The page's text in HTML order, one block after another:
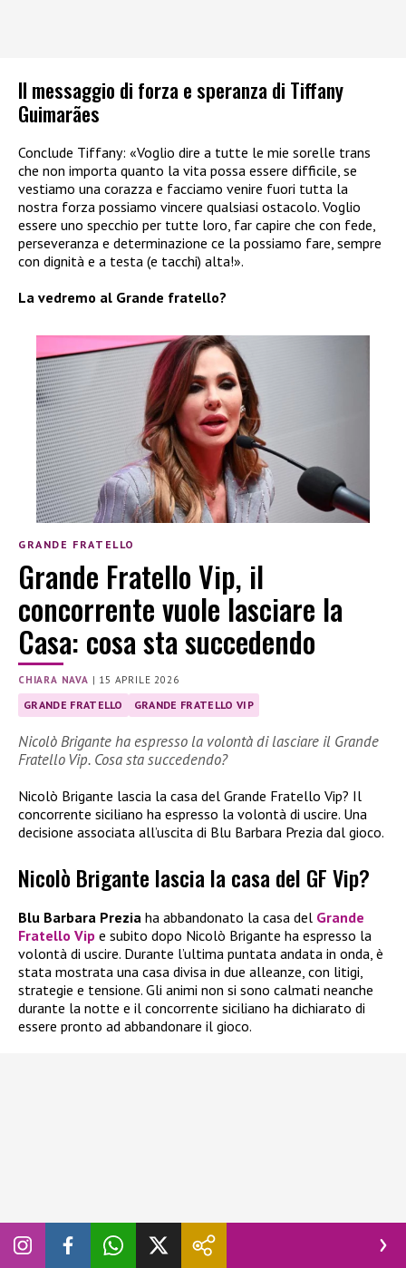
Il messaggio di forza e speranza di Tiffany
Guimarães
Conclude Tiffany: «Voglio dire a tutte le mie sorelle trans
che non importa quanto la vita possa essere difficile, se
vestiamo una corazza e facciamo venire fuori tutta la
nostra forza possiamo vincere qualsiasi ostacolo. Voglio
essere uno specchio per tutte loro, far capire che con fede,
perseveranza e determinazione ce la possiamo fare, sempre
con dignità e a testa (e tacchi) alta!».
La vedremo al Grande fratello?
GRANDE FRATELLO
Grande Fratello Vip, il
concorrente vuole lasciare la
Casa: cosa sta succedendo
CHIARA NAVA | 15 APRILE 2026
GRANDE FRATELLO GRANDE FRATELLO VIP
Nicolò Brigante ha espresso la volontà di lasciare il Grande
Fratello Vip. Cosa sta succedendo?
Nicolò Brigante lascia la casa del Grande Fratello Vip? Il
concorrente siciliano ha espresso la volontà di uscire. Una
decisione associata all’uscita di Blu Barbara Prezia dal gioco.
Nicolò Brigante lascia la casa del GF Vip?
Blu Barbara Prezia ha abbandonato la casa del Grande
Fratello Vip e subito dopo Nicolò Brigante ha espresso la
volontà di uscire. Durante l’ultima puntata andata in onda, è
stata mostrata una casa divisa in due alleanze, con litigi,
strategie e tensione. Gli animi non si sono calmati neanche
durante la notte e il concorrente siciliano ha dichiarato di
essere pronto ad abbandonare il gioco.